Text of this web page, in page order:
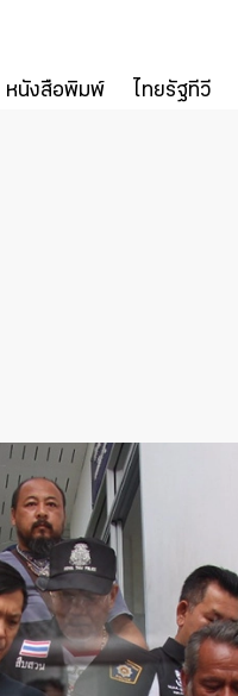
หนังสือพิมพ์ ไทยรัฐทีวี